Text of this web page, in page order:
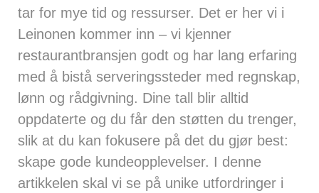
tar for mye tid og ressurser. Det er her vi i
Leinonen kommer inn – vi kjenner
restaurantbransjen godt og har lang erfaring
med å bistå serveringssteder med regnskap,
lønn og rådgivning. Dine tall blir alltid
oppdaterte og du får den støtten du trenger,
slik at du kan fokusere på det du gjør best:
skape gode kundeopplevelser. I denne
artikkelen skal vi se på unike utfordringer i